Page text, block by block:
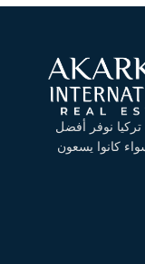
نوفر أفضل
كانوا يسعون